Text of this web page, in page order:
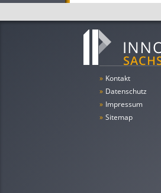
» Kontakt
» Datenschutz
» Impressum
» Sitemap